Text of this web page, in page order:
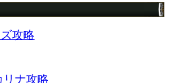
攻略
リナ攻略